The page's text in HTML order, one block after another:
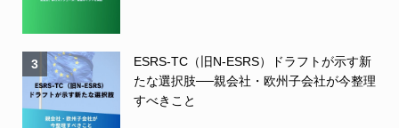
3
ESRS-TC（旧N-ESRS）ドラフトが示す新
たな選択肢──親会社・欧州子会社が今整理
すべきこと